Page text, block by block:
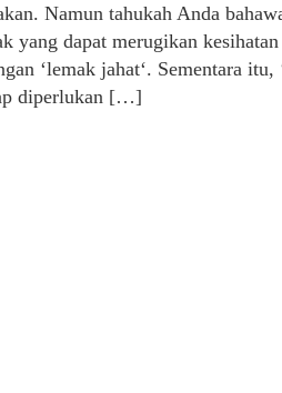
Namun tahukah Anda
yang dapat merugikan
‘lemak jahat‘. Sementara
diperlukan […]